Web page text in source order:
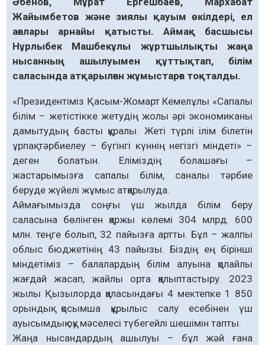
Жайымбетов және зиялы қауым өкілдері, ел
ағалары арнайы қатысты. Аймақ басшысы
Нұрлыбек Машбекұлы жұртшылықты жаңа
нысанның ашылуымен құттықтап, білім
саласында атқарылған жұмыстарға тоқталды.
«Президентіміз Қасым-Жомарт Кемелұлы «Сапалы
білім – жетістікке жетудің жолы әрі экономиканы
дамытудың басты құралы. Жеті түрлі ілім білетін
ұрпақ тәрбиелеу – бүгінгі күннің негізгі міндеті» –
деген болатын. Еліміздің болашағы –
жастарымызға сапалы білім, саналы тәрбие
беруде жүйелі жұмыс атқарылуда.
Аймағымызда соңғы үш жылда білім беру
саласына бөлінген қаржы көлемі 304 млрд. 600
млн. теңге болып, 32 пайызға артты. Бұл – жалпы
облыс бюджетінің 43 пайызы. Біздің ең бірінші
міндетіміз – балалардың білім алуына қолайлы
жағдай жасап, жайлы орта қалыптастыру. 2023
жылы Қызылорда қаласындағы 4 мектепке 1 850
орындық қосымша құрылыс салу есебінен үш
ауысымдық оқу мәселесі түбегейлі шешімін тапты.
Жаңа нысандардың ашылуы – бұл жәй ғана